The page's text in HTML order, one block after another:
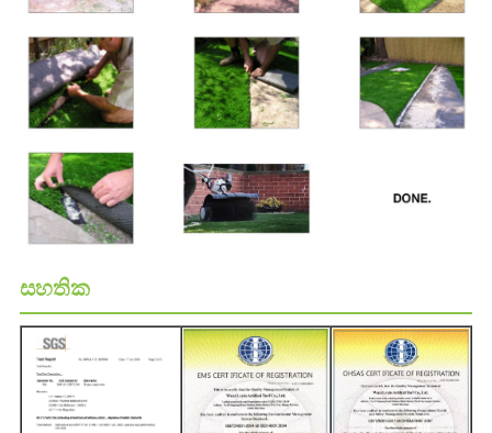
සහතික